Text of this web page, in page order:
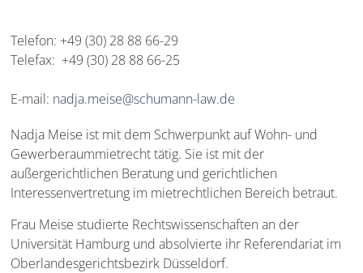
Telefon: +49 (30) 28 88 66-29
Telefax: +49 (30) 28 88 66-25
E-mail: nadja.meise@schumann-law.de
Nadja Meise ist mit dem Schwerpunkt auf Wohn- und
Gewerberaummietrecht tätig. Sie ist mit der
außergerichtlichen Beratung und gerichtlichen
Interessenvertretung im mietrechtlichen Bereich betraut.
Frau Meise studierte Rechtswissenschaften an der
Universität Hamburg und absolvierte ihr Referendariat im
Oberlandesgerichtsbezirk Düsseldorf.